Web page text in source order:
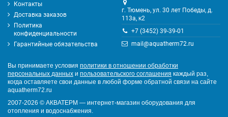
Контакты
Доставка заказов
Политика
конфиденциальности
Гарантийные обязательства
г. Тюмень, ул. 30 лет Победы, д.
113а, к2
+7 (3452) 39-39-01
mail@aquatherm72.ru
Вы принимаете условия политики в отношении обработки
персональных данных и пользовательского соглашения каждый раз,
когда оставляете свои данные в любой форме обратной связи на сайте
aquatherm72.ru
2007-2026 © АКВАТЕРМ — интернет-магазин оборудования для
отопления и водоснабжения.